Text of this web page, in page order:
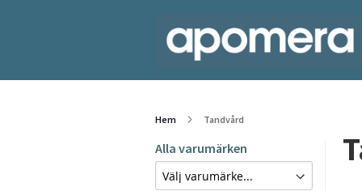
Hem Tandvård
Alla varumärken